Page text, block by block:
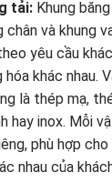
tải: Khung
chân và khung
yêu cầu
khác nhau.
là thép mạ,
hay inox. Mỗi
phù hợp
nhau của